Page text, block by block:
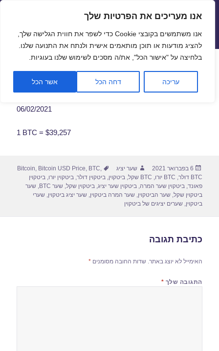
פתח
אנו מעריכים את הפרטיות שלך
אנו משתמשים בקובצי Cookie כדי לשפר את חווית הגלישה שלך,
להציג מודעות או תוכן מותאמים אישית ולנתח את התנועה שלנו.
בלחיצה על "אישור הכל", את/ה מסכים לשימוש שלנו בעוגיות.
עריכה דחה הכל אשר הכל
שערי חליפין יציגים – שער יציג
תפריטים
ווידג'טים
שער ביטקוין לתאריך 06/02/2021
06/02/2021
1 BTC = $39,257
פורסם
בתאריך
6 בפברואר 2021 מחבר
שער יציג תגיות Bitcoin, Bitcoin USD Price, BTC,
BTC דולר
, BTC יורו , BTC שקל ,ביטקוין,ביטקוין דולר,ביטקוין יורו,ביטקוין
פאונד,ביטקוין שער המרה,ביטקוין שער יציג,ביטקוין שקל,שער BTC ,שער
ביטקוין שקל,שער הביטקוין,שער המרה ביטקוין,שער יציג ביטקוין,שערי
ביטקוין,שערים יציגים של ביטקוין
כתיבת תגובה
האימייל לא יוצג באתר. שדות החובה מסומנים*
התגובה שלך *